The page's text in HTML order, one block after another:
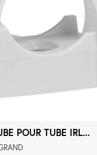
POUR TUBE IRL...